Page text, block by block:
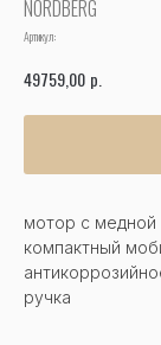
NORDBERG
Артикул:
49759,00 р.
мотор с медной
компактный
ручка